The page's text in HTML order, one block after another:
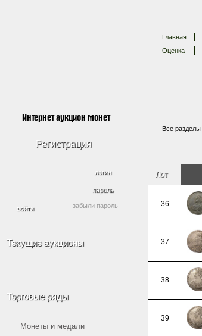
Главная
Оценка
Интернет аукцион монет
Регистрация
логин
пароль
забыли пароль
Текущие аукционы
Торговые ряды
Монеты и медали
Все разделы
Лот
36
37
38
39